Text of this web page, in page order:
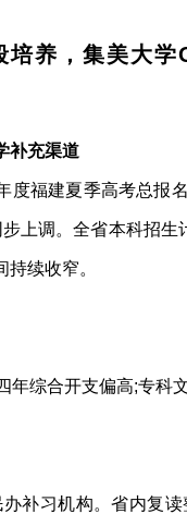
养，集美大
补充渠道
福建夏季高考总报
上调。全省本科招
续收窄。
综合开支偏高;专科
补习机构。省内复